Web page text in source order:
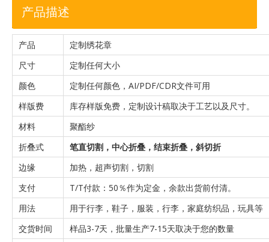
产品描述
产品
定制绣花章
尺寸
定制任何大小
颜色
定制任何颜色，AI/PDF/CDR文件可用
样版费
库存样版免费，定制设计稿取决于工艺以及尺寸。
材料
聚酯纱
折叠式
笔直切割，中心折叠，结束折叠，斜切折
边缘
加热，超声切割，切割
支付
T/T付款：50％作为定金，余款出货前付清。
用法
用于行李，鞋子，服装，行李，家庭纺织品，玩具等
交货时间
样品3-7天，批量生产7-15天取决于您的数量